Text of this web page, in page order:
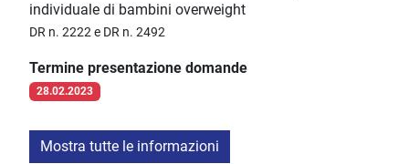
individuale di bambini overweight
DR n. 2222 e DR n. 2492
Termine presentazione domande
28.02.2023
Mostra tutte le informazioni